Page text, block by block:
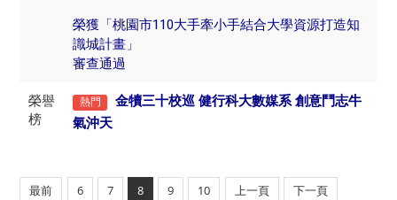
榮獲「桃園市110大手牽小手結合大學資源打造知
識城計畫」
審查通過
榮譽
榜
熱門
金犢三十校巡 健行科大數媒系 創意鬥志牛
氣沖天
最前 6 7 8 9 10 上一頁
下一頁